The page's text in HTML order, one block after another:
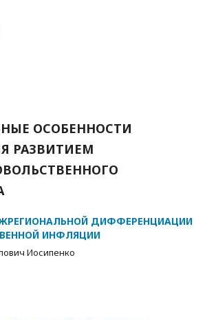
ОСОБЕННОСТИ
РАЗВИТИЕМ
ДИФФЕРЕНЦИАЦИИ
ИНФЛЯЦИИ
Иосипенко